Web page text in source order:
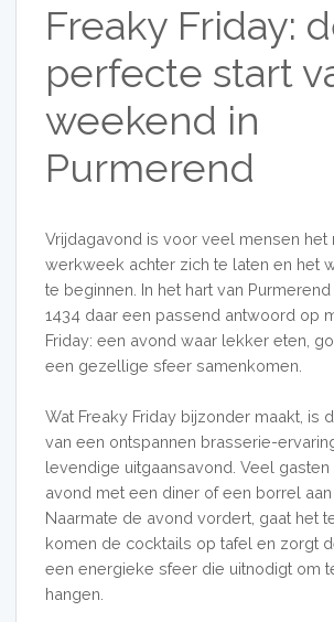
Freaky Friday:
perfecte start
weekend in
Purmerend
Vrijdagavond is voor veel mensen het
werkweek achter zich te laten en het
te beginnen. In het hart van
1434 daar een passend antwoord op
Friday: een avond waar lekker eten,
een gezellige sfeer samenkomen.
Wat Freaky Friday bijzonder maakt, is
van een ontspannen brasserie-
levendige uitgaansavond. Veel gasten
avond met een diner of een borrel aan
Naarmate de avond vordert, gaat het
komen de cocktails op tafel en zorgt
een energieke sfeer die uitnodigt om
hangen.